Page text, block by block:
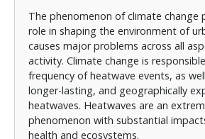
θερμοκρασιακές μεταβολές, στην
της Θεσσαλονίκης.
Για τον λόγο αυτό,
επεξεργασία και αξιολόγηση των
ημερήσιων μετρήσεων της
(Tmax, Tmean και Tmin), κατά την
2023, στην ευρύτερη περιοχή της
μετρήσεις που χρησιμοποιήθηκαν
The phenomenon of climate change
role in shaping the environment of
causes major problems across all
activity. Climate change is
frequency of heatwave events, as
longer-lasting, and geographically
heatwaves. Heatwaves are an
phenomenon with substantial
health and ecosystems.